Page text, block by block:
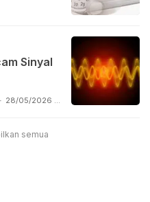
Sinyal
28/05/2026 |
semua